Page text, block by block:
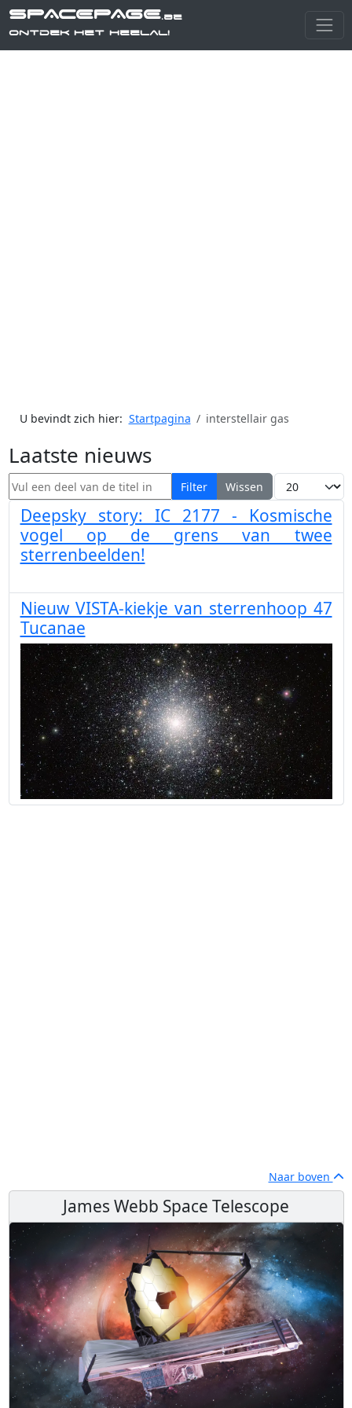
SPACEPAGE.be
Ontdek het heelal!
U bevindt zich hier: Startpagina interstellair gas
Laatste nieuws
Vul een deel van de titel in Filter Wissen Toon #
Deepsky story: IC 2177 - Kosmische
vogel op de grens van twee
sterrenbeelden!
Nieuw VISTA-kiekje van sterrenhoop 47
Tucanae
Naar boven
James Webb Space Telescope